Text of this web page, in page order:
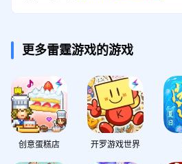
更多雷霆游戏的游戏
创意蛋糕店 开罗游戏世界